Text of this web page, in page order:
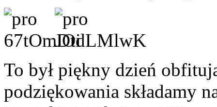
To był piękny dzień
podziękowania składamy